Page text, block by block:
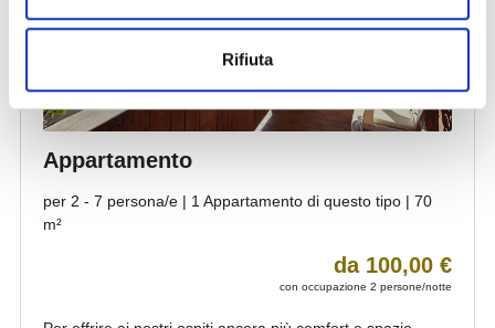
Rifiuta